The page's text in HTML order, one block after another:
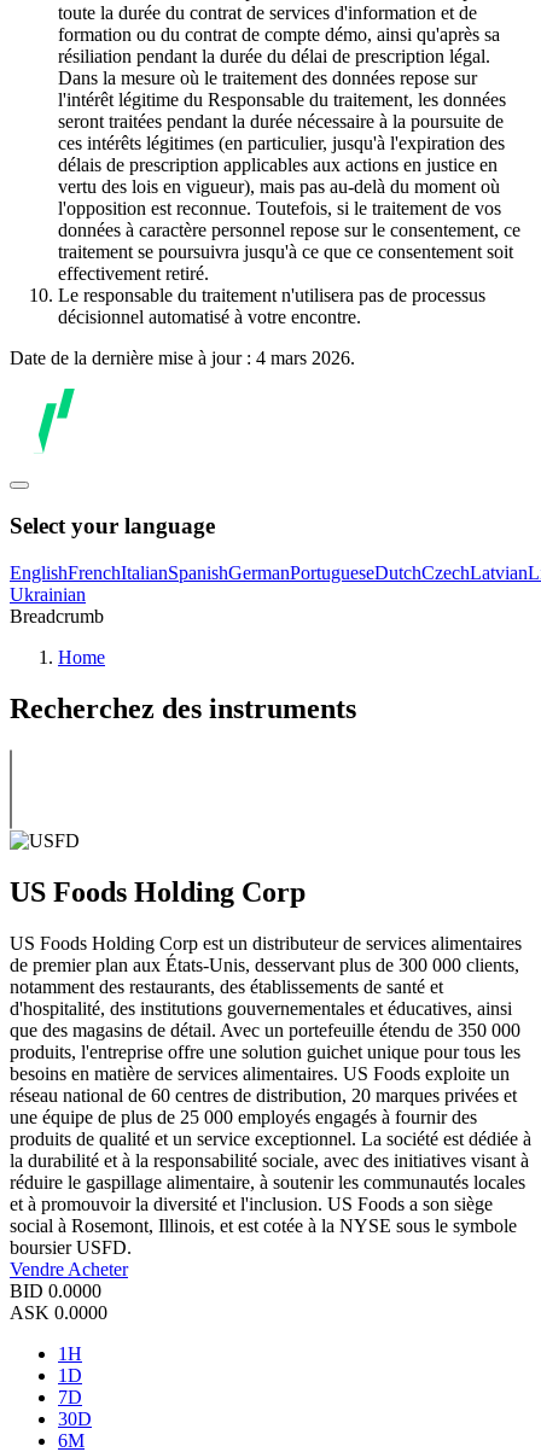
toute la durée du contrat de services d'information et de
formation ou du contrat de compte démo, ainsi qu'après sa
résiliation pendant la durée du délai de prescription légal.
Dans la mesure où le traitement des données repose sur
l'intérêt légitime du Responsable du traitement, les données
seront traitées pendant la durée nécessaire à la poursuite de
ces intérêts légitimes (en particulier, jusqu'à l'expiration des
délais de prescription applicables aux actions en justice en
vertu des lois en vigueur), mais pas au-delà du moment où
l'opposition est reconnue. Toutefois, si le traitement de vos
données à caractère personnel repose sur le consentement, ce
traitement se poursuivra jusqu'à ce que ce consentement soit
effectivement retiré.
Le responsable du traitement n'utilisera pas de processus
décisionnel automatisé à votre encontre.
Date de la dernière mise à jour : 4 mars 2026.
Select your language
EnglishFrenchItalianSpanishGermanPortugueseDutchCzechLatvian
Ukrainian
Breadcrumb
Home
Recherchez des instruments
US Foods Holding Corp
US Foods Holding Corp est un distributeur de services alimentaires
de premier plan aux États-Unis, desservant plus de 300 000 clients,
notamment des restaurants, des établissements de santé et
d'hospitalité, des institutions gouvernementales et éducatives, ainsi
que des magasins de détail. Avec un portefeuille étendu de 350 000
produits, l'entreprise offre une solution guichet unique pour tous les
besoins en matière de services alimentaires. US Foods exploite un
réseau national de 60 centres de distribution, 20 marques privées et
une équipe de plus de 25 000 employés engagés à fournir des
produits de qualité et un service exceptionnel. La société est dédiée à
la durabilité et à la responsabilité sociale, avec des initiatives visant à
réduire le gaspillage alimentaire, à soutenir les communautés locales
et à promouvoir la diversité et l'inclusion. US Foods a son siège
social à Rosemont, Illinois, et est cotée à la NYSE sous le symbole
boursier USFD.
Vendre Acheter
BID 0.0000
ASK 0.0000
1H
1D
7D
30D
6M